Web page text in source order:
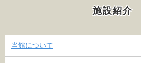
施設紹介
当館について